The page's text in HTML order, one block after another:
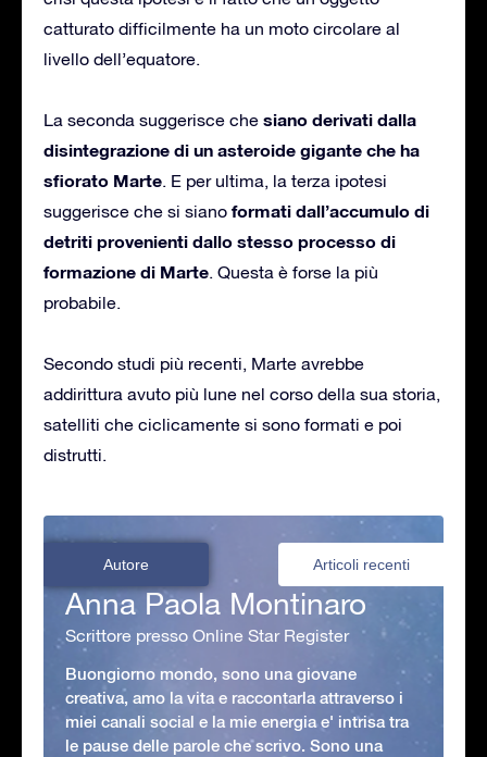
catturato difficilmente ha un moto circolare al
livello dell’equatore.
La seconda suggerisce che siano derivati dalla
disintegrazione di un asteroide gigante che ha
sfiorato Marte. E per ultima, la terza ipotesi
suggerisce che si siano formati dall’accumulo di
detriti provenienti dallo stesso processo di
formazione di Marte. Questa è forse la più
probabile.
Secondo studi più recenti, Marte avrebbe
addirittura avuto più lune nel corso della sua storia,
satelliti che ciclicamente si sono formati e poi
distrutti.
Autore Articoli recenti
Anna Paola Montinaro
Scrittore presso Online Star Register
Buongiorno mondo, sono una giovane
creativa, amo la vita e raccontarla attraverso i
miei canali social e la mie energia e' intrisa tra
le pause delle parole che scrivo. Sono una